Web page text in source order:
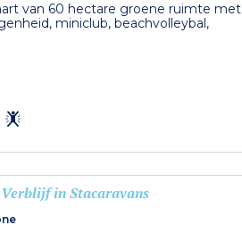
van 60 hectare groene ruimte met
miniclub, beachvolleybal,
Verblijf in Stacaravans